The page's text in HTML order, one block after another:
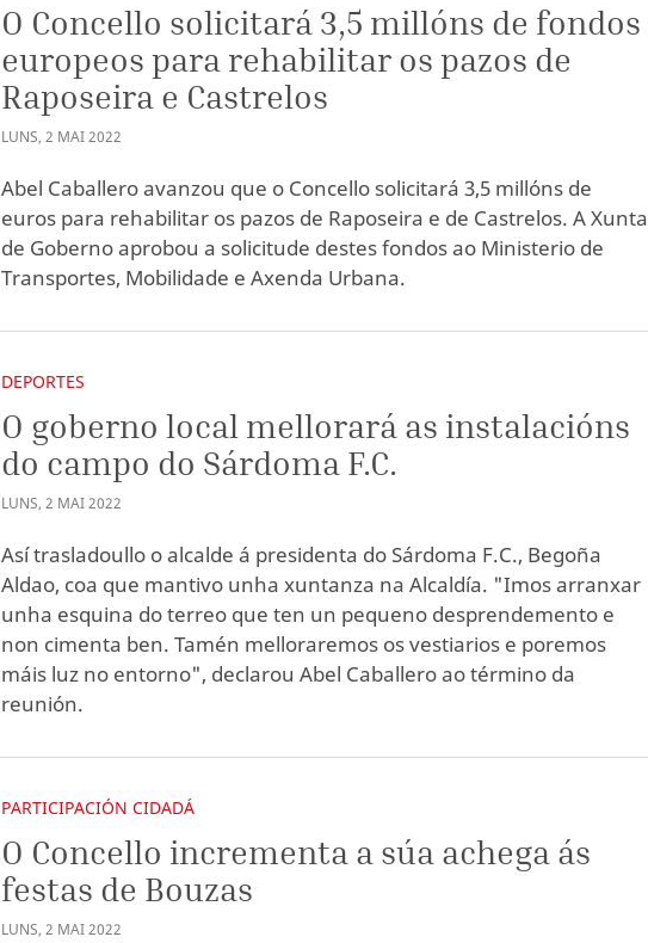
O Concello solicitará 3,5 millóns de fondos
europeos para rehabilitar os pazos de
Raposeira e Castrelos
LUNS,2 MAI2022
Abel Caballero avanzou que o Concello solicitará 3,5 millóns de
euros para rehabilitar os pazos de Raposeira e de Castrelos. A Xunta
de Goberno aprobou a solicitude destes fondos ao Ministerio de
Transportes, Mobilidade e Axenda Urbana.
DEPORTES
O goberno local mellorará as instalacións
do campo do Sárdoma F.C.
LUNS,2 MAI2022
Así trasladoullo o alcalde á presidenta do Sárdoma F.C., Begoña
Aldao, coa que mantivo unha xuntanza na Alcaldía. "Imos arranxar
unha esquina do terreo que ten un pequeno desprendemento e
non cimenta ben. Tamén melloraremos os vestiarios e poremos
máis luz no entorno", declarou Abel Caballero ao término da
reunión.
PARTICIPACIÓN CIDADÁ
O Concello incrementa a súa achega ás
festas de Bouzas
LUNS,2 MAI2022